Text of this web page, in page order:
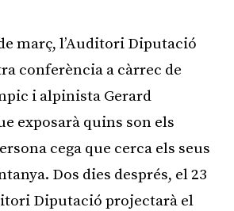
març, l’Auditori Diputació
conferència a càrrec de
i alpinista Gerard
exposarà quins son els
cega que cerca els seus
Dos dies després, el 23
Diputació projectarà el